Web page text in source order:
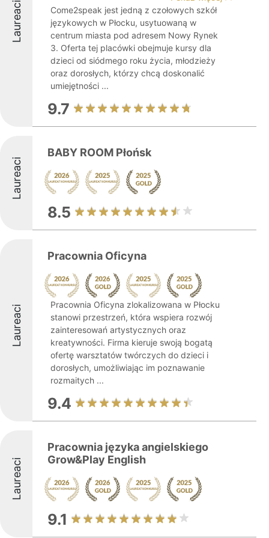
Laureaci
Come2speak jest jedną z czołowych szkół
językowych w Płocku, usytuowaną w
centrum miasta pod adresem Nowy Rynek
3. Oferta tej placówki obejmuje kursy dla
dzieci od siódmego roku życia, młodzieży
oraz dorosłych, którzy chcą doskonalić
umiejętności ...
9.7
Laureaci
BABY ROOM Płońsk
8.5
Laureaci
Pracownia Oficyna
Pracownia Oficyna zlokalizowana w Płocku
stanowi przestrzeń, która wspiera rozwój
zainteresowań artystycznych oraz
kreatywności. Firma kieruje swoją bogatą
ofertę warsztatów twórczych do dzieci i
dorosłych, umożliwiając im poznawanie
rozmaitych ...
9.4
Laureaci
Pracownia języka angielskiego
Grow&Play English
9.1